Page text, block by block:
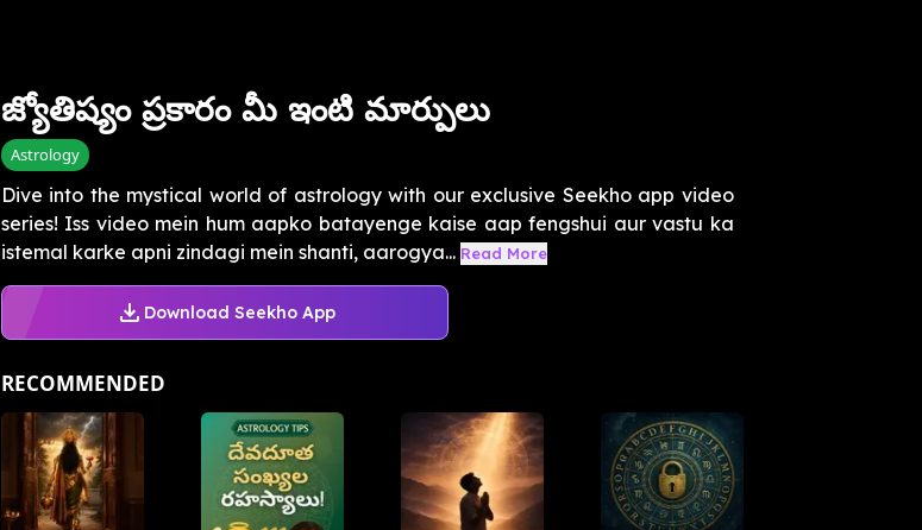
జ్యోతిష్యం ప్రకారం మీ ఇంటి మార్పులు
Astrology
Dive into the mystical world of astrology with our exclusive Seekho app video
series! Iss video mein hum aapko batayenge kaise aap fengshui aur vastu ka
istemal karke apni zindagi mein shanti, aarogya... Read More
Download Seekho App
RECOMMENDED